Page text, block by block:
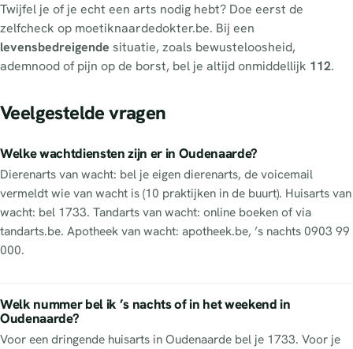
Twijfel je of je echt een arts nodig hebt? Doe eerst de
zelfcheck op moetiknaardedokter.be. Bij een
levensbedreigende situatie, zoals bewusteloosheid,
ademnood of pijn op de borst, bel je altijd onmiddellijk 112.
Veelgestelde vragen
Welke wachtdiensten zijn er in Oudenaarde?
Dierenarts van wacht: bel je eigen dierenarts, de voicemail
vermeldt wie van wacht is (10 praktijken in de buurt). Huisarts van
wacht: bel 1733. Tandarts van wacht: online boeken of via
tandarts.be. Apotheek van wacht: apotheek.be, ’s nachts 0903 99
000.
Welk nummer bel ik ’s nachts of in het weekend in
Oudenaarde?
Voor een dringende huisarts in Oudenaarde bel je 1733. Voor je